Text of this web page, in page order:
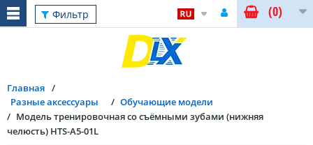
Фильтр (0)
Главная
Разные аксессуары
Обучающие модели
Модель тренировочная со съёмными зубами (нижняя
челюсть) HTS-A5-01L